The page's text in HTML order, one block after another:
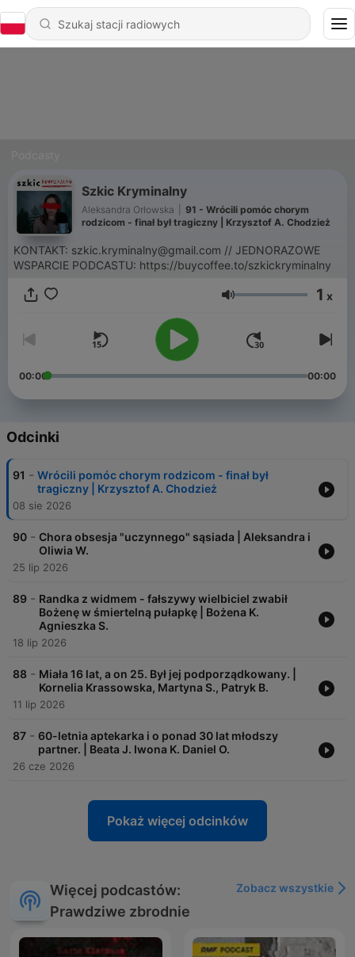
Szkic Kryminalny
Aleksandra Orłowska
91 - Wrócili pomóc chorym
rodzicom - finał był tragiczny | Krzysztof A. Chodzież
KONTAKT: szkic.kryminalny@gmail.com // JEDNORAZOWE
WSPARCIE PODCASTU: https://buycoffee.to/szkickryminalny
Głośność 1 x
00:00 00:00
Odcinki
91 - Wrócili pomóc chorym rodzicom - finał był
tragiczny | Krzysztof A. Chodzież
08 sie 2026
90 - Chora obsesja "uczynnego" sąsiada | Aleksandra i
Oliwia W.
25 lip 2026
89 - Randka z widmem - fałszywy wielbiciel zwabił
Bożenę w śmiertelną pułapkę | Bożena K.
Agnieszka S.
18 lip 2026
88 - Miała 16 lat, a on 25. Był jej podporządkowany. |
Kornelia Krassowska, Martyna S., Patryk B.
11 lip 2026
87 - 60-letnia aptekarka i o ponad 30 lat młodszy
partner. | Beata J. Iwona K. Daniel O.
26 cze 2026
Pokaż więcej odcinków
Więcej podcastów:
Prawdziwe zbrodnie
Zobacz wszystkie